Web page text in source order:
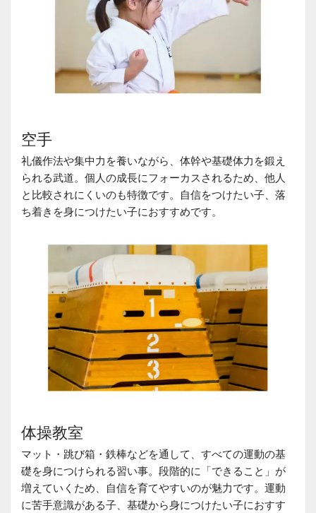
空手
礼儀作法や集中力を養いながら、体幹や基礎体力を鍛え
られる武道。個人の成長にフォーカスされるため、他人
と比較されにくいのも特徴です。自信をつけたい子、落
ち着きを身につけたい子におすすめです。
体操教室
マット・跳び箱・鉄棒などを通して、すべての運動の基
礎を身につけられる習い事。段階的に「できること」が
増えていくため、自信を育てやすいのが魅力です。運動
に苦手意識がある子、基礎から身につけたい子におすす